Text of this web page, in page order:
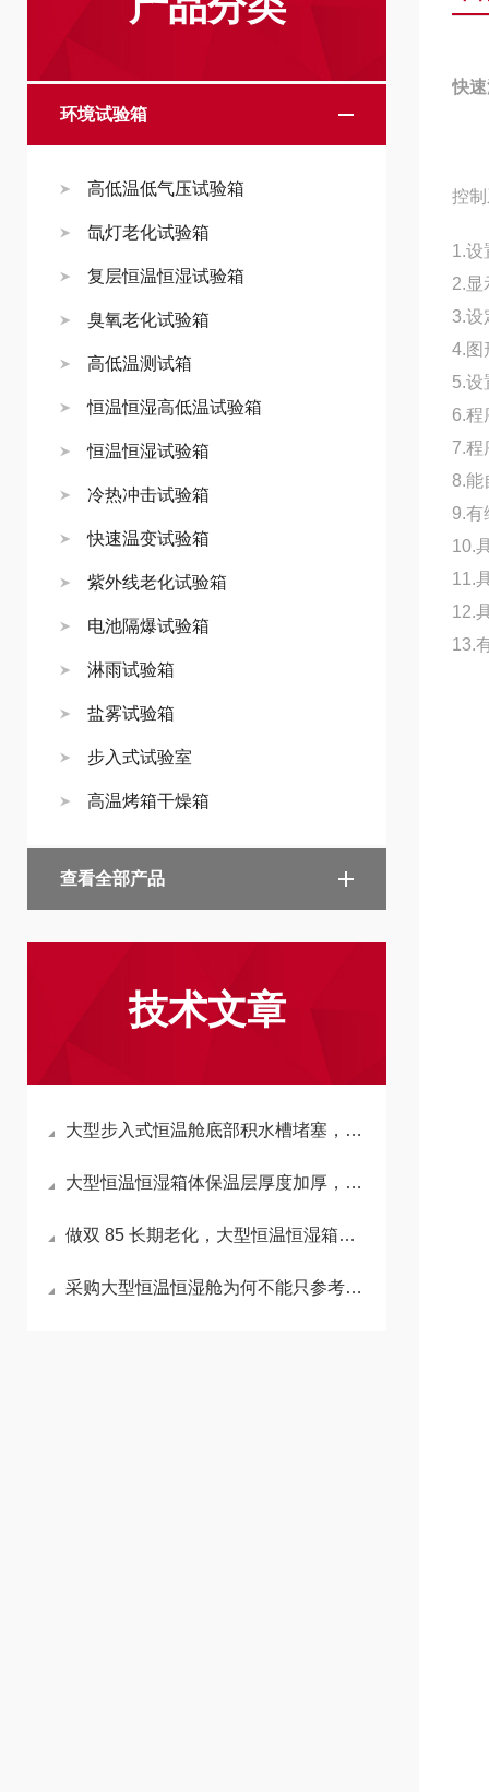
环境试验箱
高低温低气压试验箱
氙灯老化试验箱
复层恒温恒湿试验箱
臭氧老化试验箱
高低温测试箱
恒温恒湿高低温试验箱
恒温恒湿试验箱
冷热冲击试验箱
快速温变试验箱
紫外线老化试验箱
电池隔爆试验箱
淋雨试验箱
盐雾试验箱
步入式试验室
高温烤箱干燥箱
查看全部产品
技术文章
大型步入式恒温舱底部积水槽堵塞，会反向拉高箱内湿度吗？
大型恒温恒湿箱体保温层厚度加厚，会延长升降温时长吗？
做双 85 长期老化，大型恒温恒湿箱加湿水箱材质怎么选不析出杂质？
采购大型恒温恒湿舱为何不能只参考小型箱温湿度精度标准？
快
控
1.设
2.显
3.设
4.图
5.设
6.程
7.程
8.能
9.有
10.
11.
12.
13.